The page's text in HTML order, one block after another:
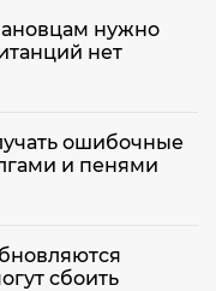
нужно
нет
ошибочные
и пенями
сбоить